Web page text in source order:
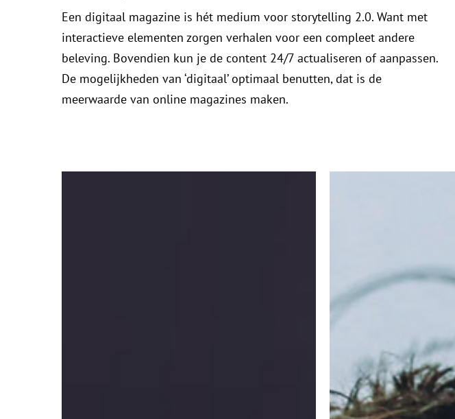
Een digitaal magazine is hét medium voor storytelling 2.0. Want met
interactieve elementen zorgen verhalen voor een compleet andere
beleving. Bovendien kun je de content 24/7 actualiseren of aanpassen.
De mogelijkheden van ‘digitaal’ optimaal benutten, dat is de
meerwaarde van online magazines maken.